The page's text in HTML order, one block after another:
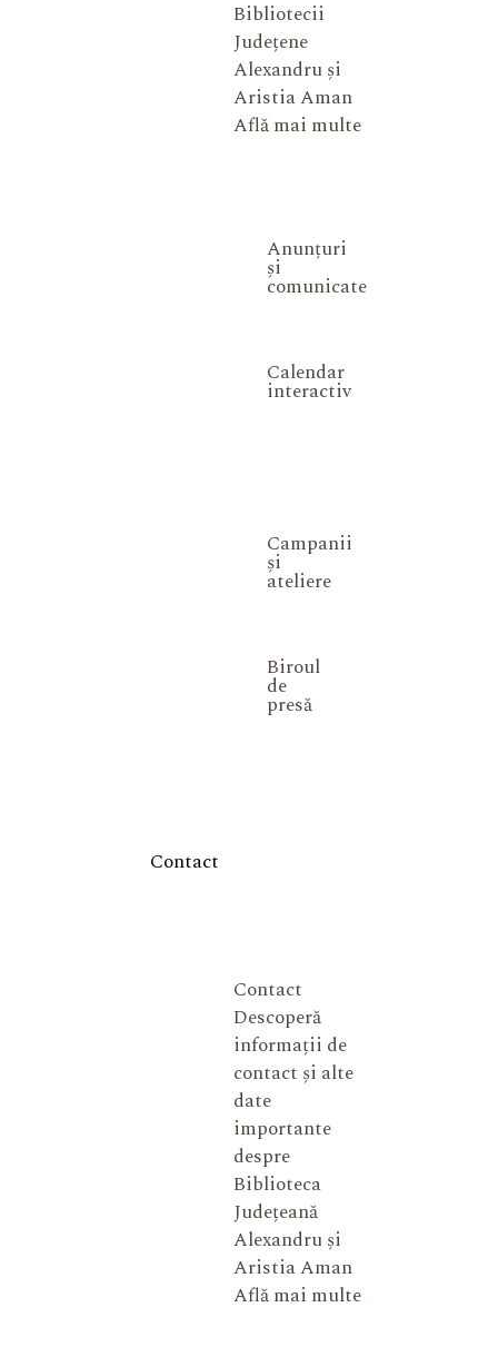
Bibliotecii
Județene
Alexandru și
Aristia Aman
Află mai multe
Anunțuri
și
comunicate
Calendar
interactiv
Campanii
și
ateliere
Biroul
de
presă
Contact
Contact
Descoperă
informații de
contact și alte
date
importante
despre
Biblioteca
Județeană
Alexandru și
Aristia Aman
Află mai multe